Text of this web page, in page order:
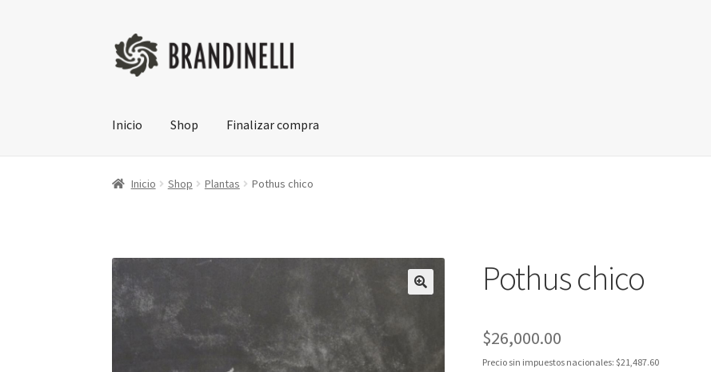
Ir
a
Ir
a
Inicio Shop Finalizar compra
Inicio Shop Plantas Pothus chico
Pothus chico
$26,000.00
Precio sin impuestos nacionales: $21,487.60